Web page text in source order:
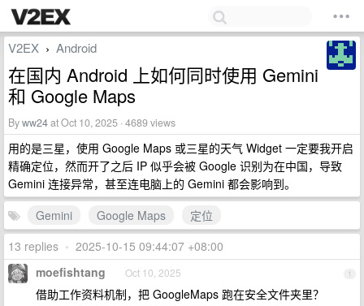
V2EX › Android
在国内 Android 上如何同时使用 Gemini
和 Google Maps
Byww24at Oct 10, 2025 · 4689 views
用的是三星，使用 Google Maps 或三星的天气 Widget 一定要我开启
精确定位，然而开了之后 IP 似乎会被 Google 识别为在中国，导致
Gemini 连接异常，甚至连电脑上的 Gemini 都会影响到。
Gemini
Google Maps
定位
13 replies • 2025-10-15 09:44:07 +08:00
1
moefishtang Oct 10, 2025
借助工作资料机制，把 GoogleMaps 跑在安全文件夹里？